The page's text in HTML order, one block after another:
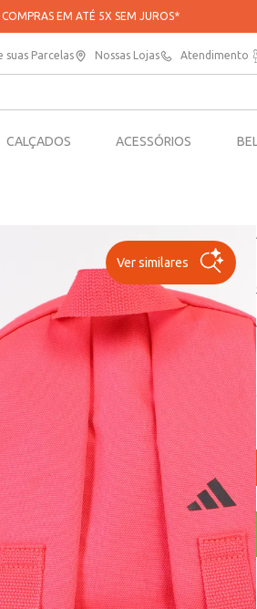
NA SUA PRIMEIRA COMPRA NO APP*
suas Parcelas Nossas Lojas Atendimento
CALÇADOS ACESSÓRIOS
Ver similares